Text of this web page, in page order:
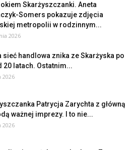
Skarżyszczanki. Aneta
Somers pokazuje zdjęcia
metropolii w rodzinnym...
2026
sieć handlowa znika ze Skarżyska po
20 latach. Ostatnim...
2026
Patrycja Zarychta z główną
ważnej imprezy. I to nie...
2026